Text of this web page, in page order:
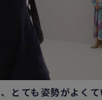
とても姿勢がよく